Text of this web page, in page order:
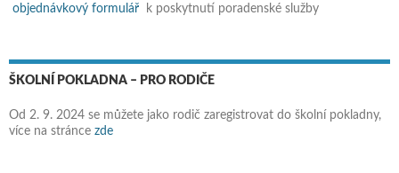
objednávkový formulář k poskytnutí poradenské služby
ŠKOLNÍ POKLADNA – PRO RODIČE
Od 2. 9. 2024 se můžete jako rodič zaregistrovat do školní pokladny,
více na stránce zde